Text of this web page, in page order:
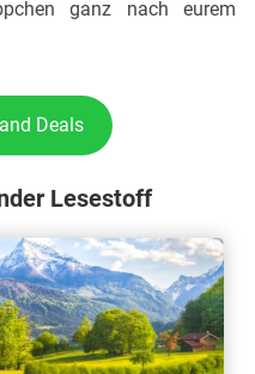
ganz nach eurem
Deals
Lesestoff